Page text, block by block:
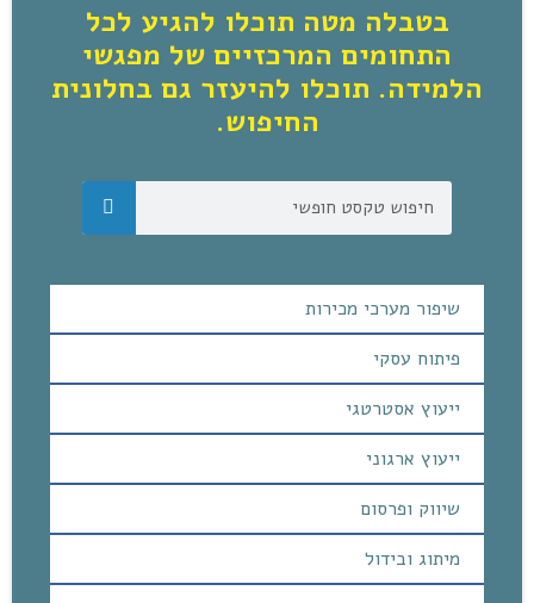
בטבלה מטה תוכלו להגיע לכל
התחומים המרכזיים של מפגשי
הלמידה. תוכלו להיעזר גם בחלונית
החיפוש.
שיפור מערכי מכירות
פיתוח עסקי
ייעוץ אסטרטגי
ייעוץ ארגוני
שיווק ופרסום
מיתוג ובידול